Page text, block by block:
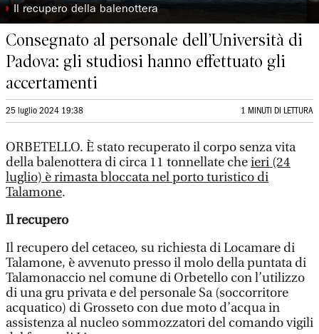
◗ Il recupero della balenottera
Consegnato al personale dell’Università di
Padova: gli studiosi hanno effettuato gli
accertamenti
25 luglio 2024 19:38 1 MINUTI DI LETTURA
ORBETELLO. È stato recuperato il corpo senza vita
della balenottera di circa 11 tonnellate cheieri (24
luglio) è rimasta bloccata nel porto turistico di
Talamone.
Il recupero
Il recupero del cetaceo, su richiesta di Locamare di
Talamone, è avvenuto presso il molo della puntata di
Talamonaccio nel comune di Orbetello con l’utilizzo
di una gru privata e del personale Sa (soccorritore
acquatico) di Grosseto con due moto d’acqua in
assistenza al nucleo sommozzatori del comando vigili